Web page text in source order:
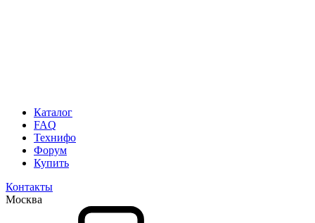
Каталог
FAQ
Технифо
Форум
Купить
Контакты
Москва